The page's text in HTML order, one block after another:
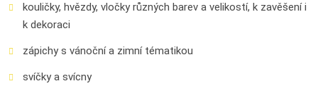
kouličky, hvězdy, vločky různých barev a velikostí, k zavěšení i
k dekoraci
zápichy s vánoční a zimní tématikou
svíčky a svícny